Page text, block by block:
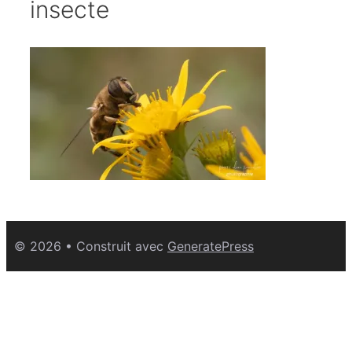
insecte
© 2026 • Construit avec GeneratePress